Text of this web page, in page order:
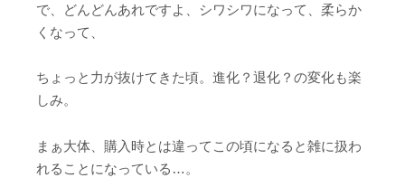
で、どんどんあれですよ、シワシワになって、柔らか
くなって、
ちょっと力が抜けてきた頃。進化？退化？の変化も楽
しみ。
まぁ大体、購入時とは違ってこの頃になると雑に扱わ
れることになっている…。